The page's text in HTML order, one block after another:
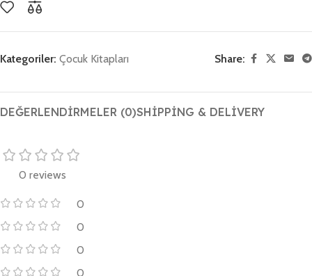
Kategoriler: Çocuk Kitapları Share:
DEĞERLENDIRMELER (0)SHIPPING & DELIVERY
0 reviews
0
0
0
0